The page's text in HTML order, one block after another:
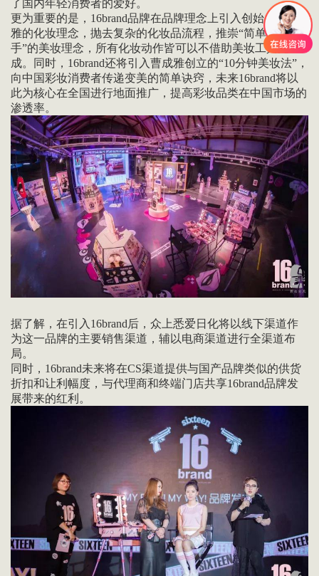
了国内年轻消费者的爱好。
更为重要的是，16brand品牌在品牌理念上引入创始人曹成
雅的化妆理念，抛去复杂的化妆品流程，推崇“简单易上
手”的美妆理念，所有化妆动作皆可以不借助美妆工具完
成。同时，16brand还将引入曹成雅创立的“10分钟美妆法”，
向中国彩妆消费者传递变美的简单诀窍，未来16brand将以
此为核心在全国进行地面推广，提高彩妆品类在中国市场的
渗透率。
据了解，在引入16brand后，众上悉爱日化将以线下渠道作
为这一品牌的主要销售渠道，辅以电商渠道进行全渠道布
局。
同时，16brand未来将在CS渠道提供与国产品牌类似的供货
折扣和让利幅度，与代理商和终端门店共享16brand品牌发
展带来的红利。